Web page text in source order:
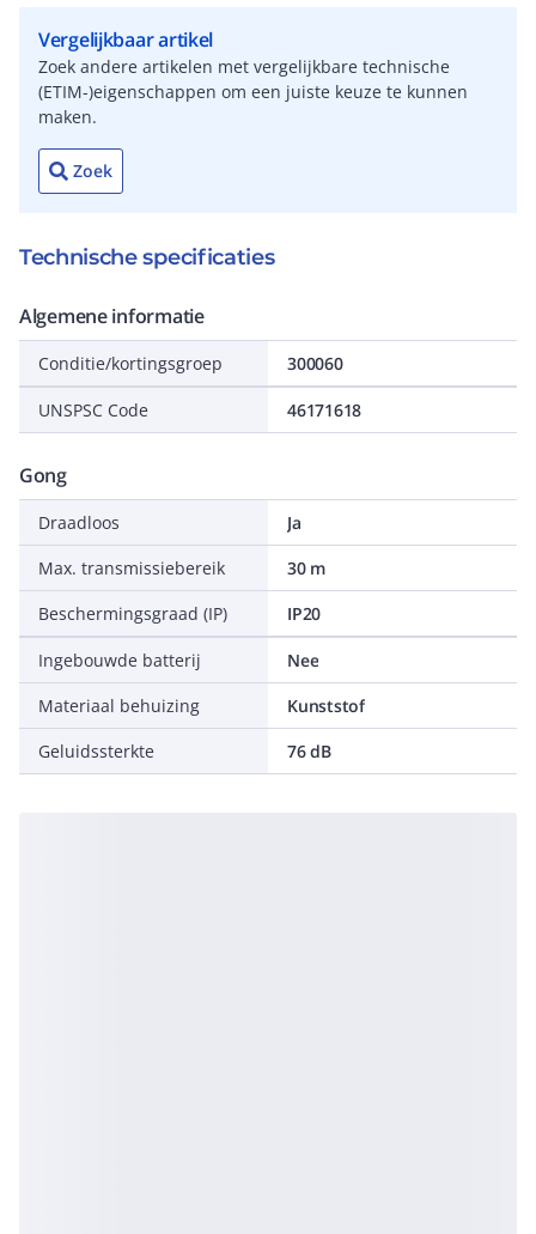
Vergelijkbaar artikel
Zoek andere artikelen met vergelijkbare technische
(ETIM-)eigenschappen om een juiste keuze te kunnen
maken.
Zoek
Technische specificaties
Algemene informatie
Conditie/kortingsgroep 300060
UNSPSC Code 46171618
Gong
Draadloos
Ja
Max. transmissiebereik
30 m
Beschermingsgraad (IP)
IP20
Ingebouwde batterij
Nee
Materiaal behuizing
Kunststof
Geluidssterkte
76 dB